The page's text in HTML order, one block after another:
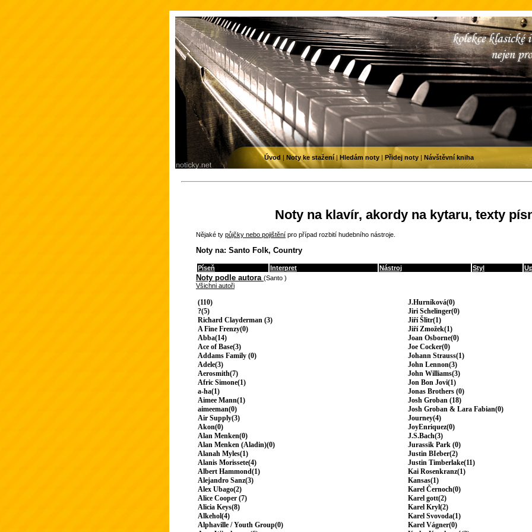
Noty na klavír, akordy na kytaru, texty
Nějaké ty půjčky nebo pojištění pro případ rozbití hudebního nástroje.
Noty na: Santo Folk, Country
Píseň Interpret Nástroj Styl
Noty podle autora (Santo )
Všichni autoři
(110)
?(5)
Richard Clayderman (3)
A Fine Frenzy(0)
Abba(14)
Ace of Base(3)
Addams Family (0)
Adele(3)
Aerosmith(7)
Afric Simone(1)
a-ha(1)
Aimee Mann(1)
aimeeman(0)
Air Supply(3)
Akon(0)
Alan Menken(0)
Alan Menken (Aladin)(0)
Alanah Myles(1)
Alanis Morissete(4)
Albert Hammond(1)
Alejandro Sanz(3)
Alex Ubago(2)
Alice Cooper (7)
Alicia Keys(8)
Alkehol(4)
Alphaville / Youth Group(0)
J.Hurníková(0)
Jiri Schelinger(0)
Jiří Šlitr(1)
Jiří Zmožek(1)
Joan Osborne(0)
Joe Cocker(0)
Johann Strauss(1)
John Lennon(3)
John Williams(3)
Jon Bon Jovi(1)
Jonas Brothers (0)
Josh Groban (18)
Josh Groban & Lara Fabian(0)
Journey(4)
JoyEnriquez(0)
J.S.Bach(3)
Jurassik Park (0)
Justin BIeber(2)
Justin Timberlake(11)
Kai Rosenkranz(1)
Kansas(1)
Karel Černoch(0)
Karel gott(2)
Karel Kryl(2)
Karel Svovoda(1)
Karel Vágner(0)
Úvod | Noty ke stažení| Hledám noty | Přidej noty | Návštěvní kniha